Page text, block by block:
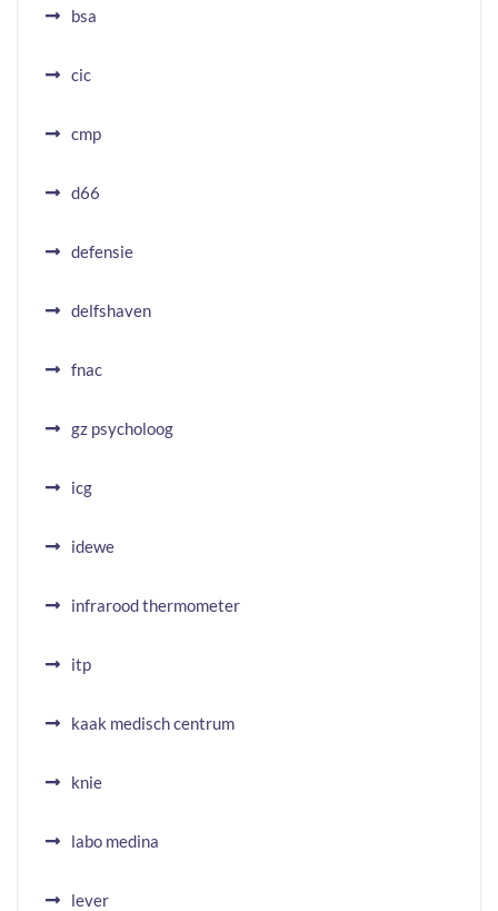
bsa
cic
cmp
d66
defensie
delfshaven
fnac
gz psycholoog
icg
idewe
infrarood thermometer
itp
kaak medisch centrum
knie
labo medina
lever